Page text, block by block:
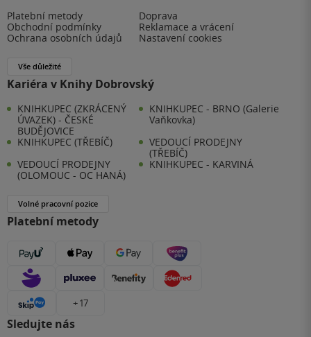
Platební metody
Doprava
Obchodní podmínky
Reklamace a vrácení
Ochrana osobních údajů
Nastavení cookies
Vše důležité
Kariéra v Knihy Dobrovský
KNIHKUPEC (ZKRÁCENÝ
ÚVAZEK) - ČESKÉ
BUDĚJOVICE
KNIHKUPEC - BRNO (Galerie
Vaňkovka)
KNIHKUPEC (TŘEBÍČ)
VEDOUCÍ PRODEJNY
(TŘEBÍČ)
VEDOUCÍ PRODEJNY
(OLOMOUC - OC HANÁ)
KNIHKUPEC - KARVINÁ
Volné pracovní pozice
Platební metody
+ 17
Sledujte nás